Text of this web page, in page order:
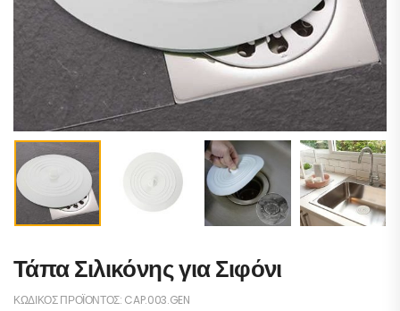
Τάπα Σιλικόνης για Σιφόνι
ΚΩΔΙΚΌΣ ΠΡΟΪΌΝΤΟΣ: CAP.003.GEN